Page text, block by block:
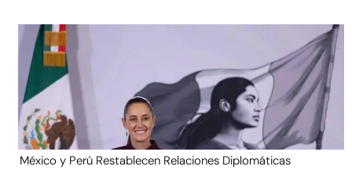
México y Perú Restablecen Relaciones Diplomáticas